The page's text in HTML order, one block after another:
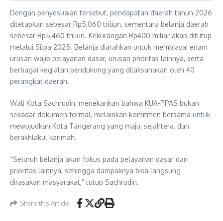
Dengan penyesuaian tersebut, pendapatan daerah tahun 2026
ditetapkan sebesar Rp5,060 triliun, sementara belanja daerah
sebesar Rp5,460 triliun. Kekurangan Rp400 miliar akan ditutup
melalui Silpa 2025. Belanja diarahkan untuk membiayai enam
urusan wajib pelayanan dasar, urusan prioritas lainnya, serta
berbagai kegiatan pendukung yang dilaksanakan oleh 40
perangkat daerah.
Wali Kota Sachrudin, menekankan bahwa KUA-PPAS bukan
sekadar dokumen formal, melainkan komitmen bersama untuk
mewujudkan Kota Tangerang yang maju, sejahtera, dan
berakhlakul karimah.
“Seluruh belanja akan fokus pada pelayanan dasar dan
prioritas lainnya, sehingga dampaknya bisa langsung
dirasakan masyarakat,” tutup Sachrudin.
Share this Article